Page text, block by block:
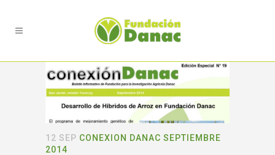
12 SEP CONEXION DANAC SEPTIEMBRE
2014